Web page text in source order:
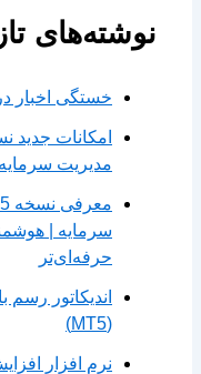
نوشته‌های
خستگی اخبار
مدیریت سرمایه
سرمایه |
حرفه‌ای‌تر
اندیکاتور
(MT5)
نرم افزار